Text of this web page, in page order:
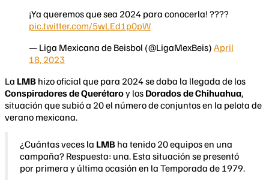
¡Ya queremos que sea 2024 para conocerla! ????
pic.twitter.com/5wLEd1p0pW
— Liga Mexicana de Beisbol (@LigaMexBeis) April
18, 2023
La LMB hizo oficial que para 2024 se daba la llegada de los
Conspiradores de Querétaroy los Dorados de Chihuahua,
situación que subió a 20 el número de conjuntos en la pelota de
verano mexicana.
¿Cuántas veces la LMB ha tenido 20 equipos en una
campaña? Respuesta: una. Esta situación se presentó
por primera y última ocasión en la Temporada de 1979.